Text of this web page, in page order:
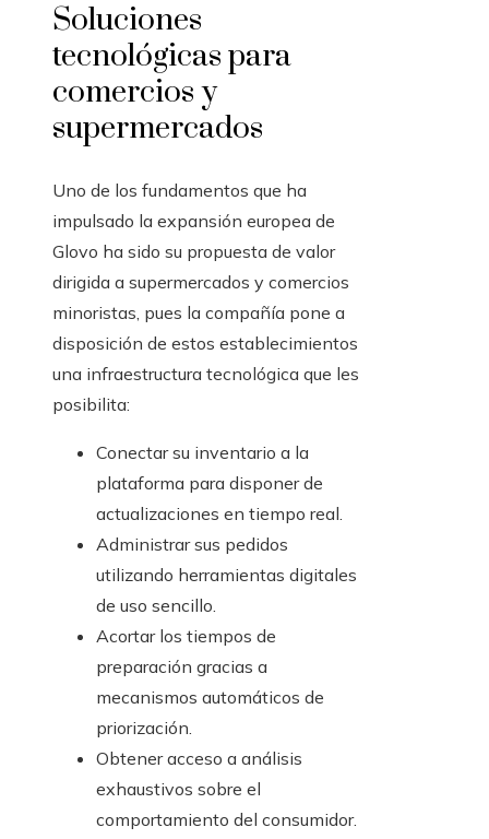
Soluciones
tecnológicas para
comercios y
supermercados
Uno de los fundamentos que ha
impulsado la expansión europea de
Glovo ha sido su propuesta de valor
dirigida a supermercados y comercios
minoristas, pues la compañía pone a
disposición de estos establecimientos
una infraestructura tecnológica que les
posibilita:
Conectar su inventario a la
plataforma para disponer de
actualizaciones en tiempo real.
Administrar sus pedidos
utilizando herramientas digitales
de uso sencillo.
Acortar los tiempos de
preparación gracias a
mecanismos automáticos de
priorización.
Obtener acceso a análisis
exhaustivos sobre el
comportamiento del consumidor.